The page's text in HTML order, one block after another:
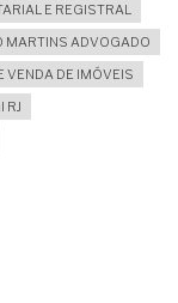
E REGISTRAL
MARTINS ADVOGADO
VENDA DE IMÓVEIS
RJ